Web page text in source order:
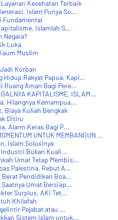
Kesehatan Terbaik
Islam Punya So...
Fundamental
Islamlah S...
Negara?
Luka
Muslim
Korban
Hidup Rakyat Papua, Kapi...
Ruang Aman Bagi Pere...
KAPITALISME, ISLAM...
Hilangnya Kemampua...
Biaya Kuliah Bengkak
Ditiru
Alarm Keras Bagi P...
UNTUK MEMBANGUN ...
Islam Solusinya
Bukan Kuali...
Umat Tetap Membis...
Palestina, Rebut A...
Pendidikan Boa...
Umat Bersiap...
Surplus, AKI Tet...
Khilafah
Pejabat atau ...
Sistem Islam untuk...